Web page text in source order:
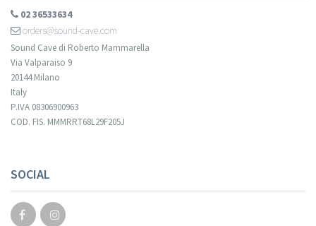
02 36533634
orders@sound-cave.com
Sound Cave di Roberto Mammarella
Via Valparaiso 9
20144 Milano
Italy
P.IVA 08306900963
COD. FIS. MMMRRT68L29F205J
SOCIAL